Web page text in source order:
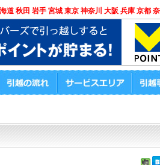
秋田 岩手 宮城 東京 神奈川 大阪 兵庫 京都